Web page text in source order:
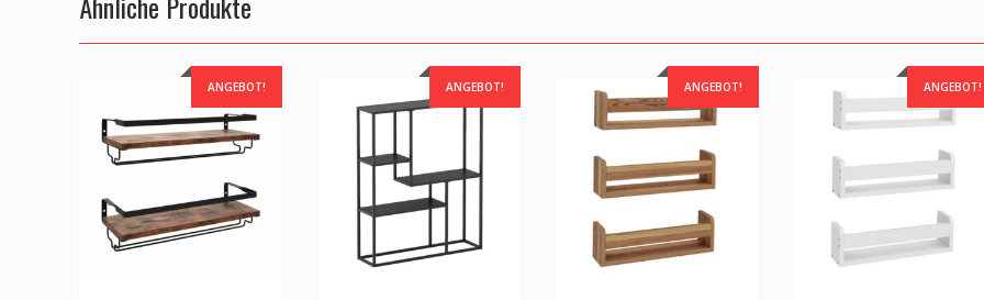
ANGEBOT! ANGEBOT! ANGEBOT! ANGEBOT!